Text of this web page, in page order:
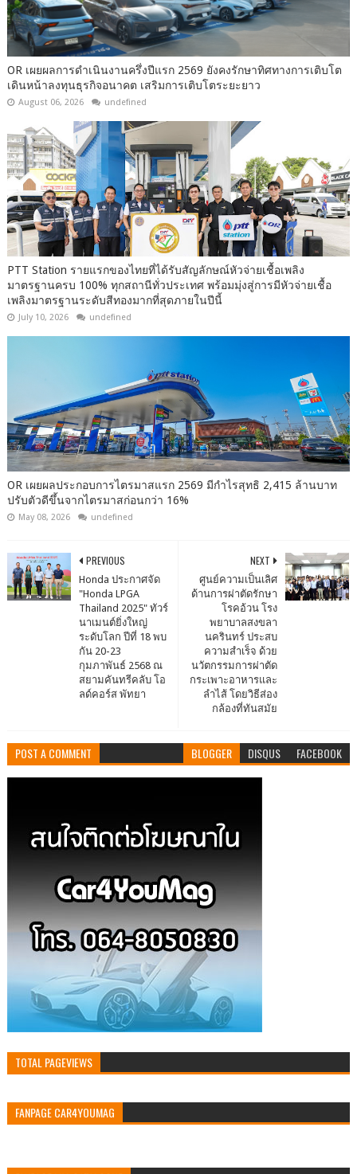
OR เผยผลการดำเนินงานครึ่งปีแรก 2569 ยังคงรักษาทิศทางการเติบโต
เดินหน้าลงทุนธุรกิจอนาคต เสริมการเติบโตระยะยาว
August 06, 2026 undefined
PTT Station รายแรกของไทยที่ได้รับสัญลักษณ์หัวจ่ายเชื้อเพลิง
มาตรฐานครบ 100% ทุกสถานีทั่วประเทศ พร้อมมุ่งสู่การมีหัวจ่ายเชื้อ
เพลิงมาตรฐานระดับสีทองมากที่สุดภายในปีนี้
July 10, 2026 undefined
OR เผยผลประกอบการไตรมาสแรก 2569 มีกำไรสุทธิ 2,415 ล้านบาท
ปรับตัวดีขึ้นจากไตรมาสก่อนกว่า 16%
May 08, 2026 undefined
NEXT
ศูนย์ความเป็นเลิศ
ด้านการผ่าตัดรักษา
โรคอ้วน โรง
พยาบาลสงขลา
นครินทร์ ประสบ
ความสำเร็จ ด้วย
นวัตกรรมการผ่าตัด
กระเพาะอาหารและ
ลำไส้ โดยวิธีส่อง
กล้องที่ทันสมัย
PREVIOUS
Honda ประกาศจัด
"Honda LPGA
Thailand 2025" ทัวร์
นาเมนต์ยิ่งใหญ่
ระดับโลก ปีที่ 18 พบ
กัน 20-23
กุมภาพันธ์ 2568 ณ
สยามคันทรีคลับ โอ
ลด์คอร์ส พัทยา
POST A COMMENT BLOGGER DISQUS FACEBOOK
TOTAL PAGEVIEWS
FANPAGE CAR4YOUMAG